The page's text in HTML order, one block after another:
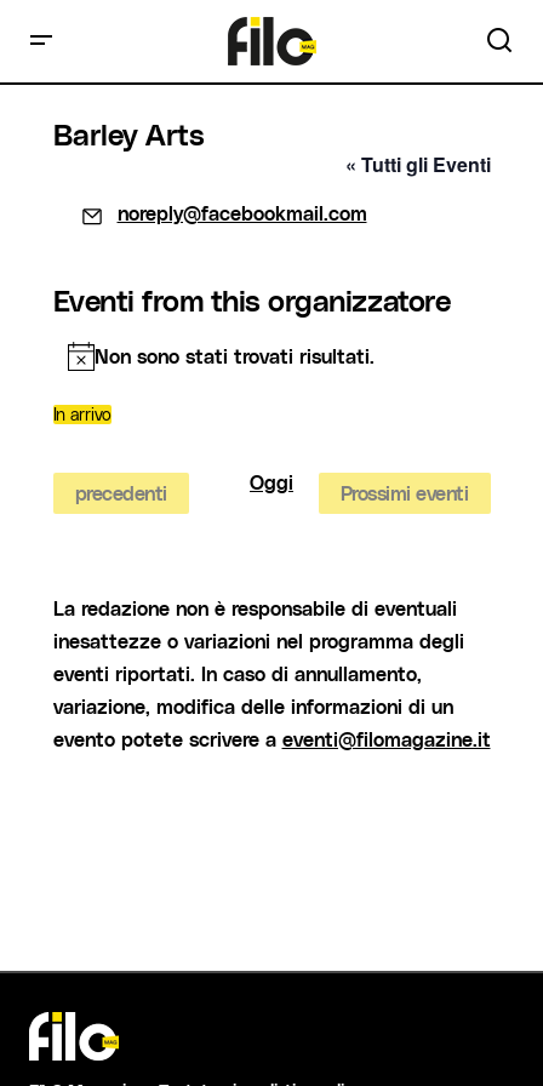
Barley Arts
« Tutti gli Eventi
Email
noreply@facebookmail.com
Eventi from this organizzatore
Notice
Non sono stati trovati risultati.
In arrivo
data.Eventi
precedenti Oggi Prossimi eventi
La redazione non è responsabile di eventuali
inesattezze o variazioni nel programma degli
eventi riportati. In caso di annullamento,
variazione, modifica delle informazioni di un
evento potete scrivere a eventi@filomagazine.it